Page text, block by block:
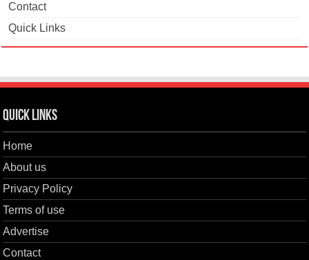
Contact
Quick Links
Quick Links
Home
About us
Privacy Policy
Terms of use
Advertise
Contact